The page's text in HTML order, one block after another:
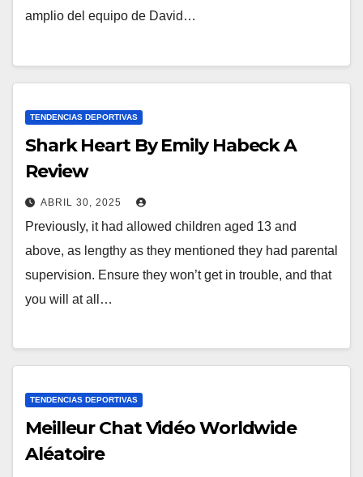
amplio del equipo de David…
TENDENCIAS DEPORTIVAS
Shark Heart By Emily Habeck A
Review
ABRIL 30, 2025
Previously, it had allowed children aged 13 and
above, as lengthy as they mentioned they had parental
supervision. Ensure they won’t get in trouble, and that
you will at all…
TENDENCIAS DEPORTIVAS
Meilleur Chat Vidéo Worldwide
Aléatoire